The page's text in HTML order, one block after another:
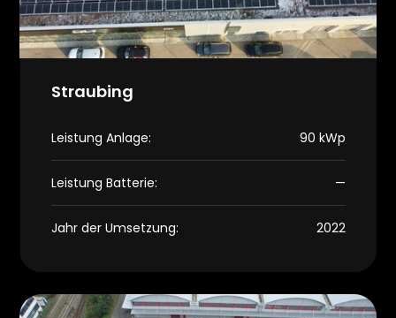
Straubing
Leistung Anlage: 90 kWp
Leistung Batterie: —
Jahr der Umsetzung: 2022